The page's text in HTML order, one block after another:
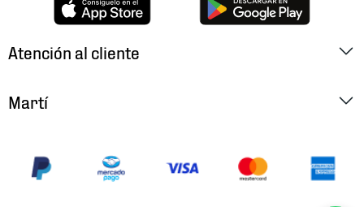
Atención al cliente
Cambios y Devoluciones
Martí
Ubica tu Tienda